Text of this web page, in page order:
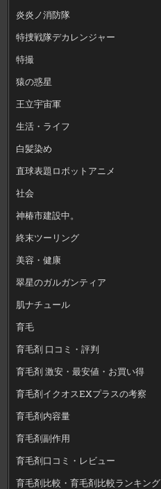
炎炎ノ消防隊
特捜戦隊デカレンジャー
特撮
猿の惑星
王立宇宙軍
生活・ライフ
白髪染め
直球表題ロボットアニメ
社会
神椿市建設中。
終末ツーリング
美容・健康
翠星のガルガンティア
肌ナチュール
育毛
育毛剤 口コミ・評判
育毛剤 激安・最安値・お買い得
育毛剤イクオスEXプラスの考察
育毛剤内容量
育毛剤副作用
育毛剤口コミ・レビュー
育毛剤比較・育毛剤比較ランキング